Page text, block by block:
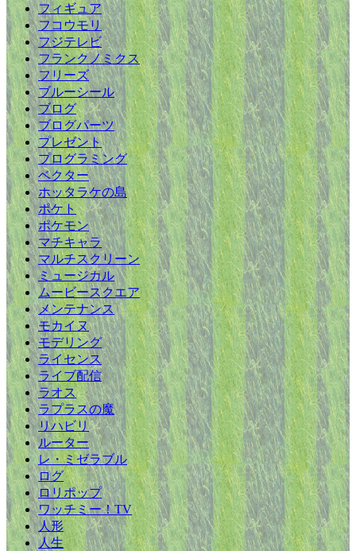
フィギュア
フコウモリ
フジテレビ
フランクノミクス
フリーズ
ブルーシール
ブログ
ブログパーツ
プレゼント
プログラミング
ベクター
ホッタラケの島
ポケト
ポケモン
マチキャラ
マルチスクリーン
ミュージカル
ムービースクエア
メンテナンス
モカイヌ
モデリング
ライセンス
ライブ配信
ラオス
ラプラスの魔
リハビリ
ルーター
レ・ミゼラブル
ログ
ロリポップ
ワッチミー！TV
人形
人生